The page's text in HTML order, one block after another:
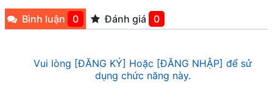
Bình luận 0 Đánh giá 0
Vui lòng [ĐĂNG KÝ] Hoặc [ĐĂNG NHẬP] để sử
dụng chức năng này.